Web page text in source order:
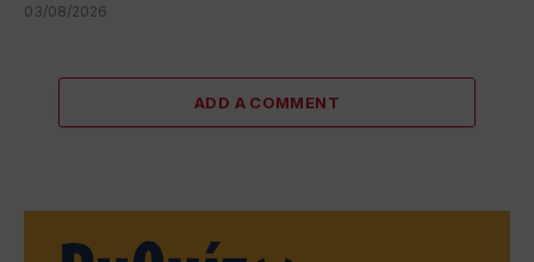
03/08/2026
ADD A COMMENT